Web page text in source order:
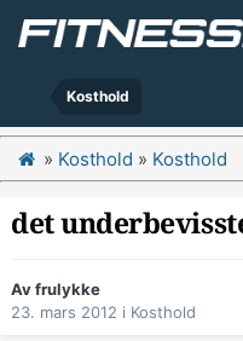
Kosthold
» Kosthold » Kosthold
det
Avfrulykke
23. mars 2012 i Kosthold